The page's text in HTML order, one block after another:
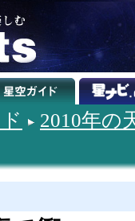
2010年の